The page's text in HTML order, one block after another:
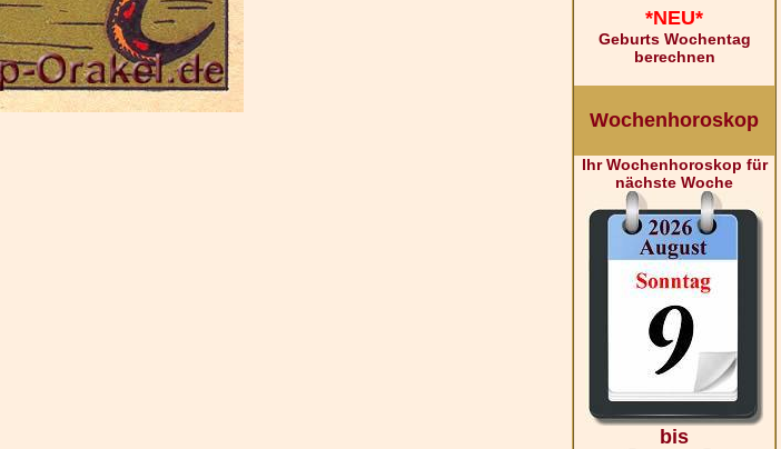
*NEU*
Geburts Wochentag
berechnen
Wochenhoroskop
Ihr Wochenhoroskop für
nächste Woche
bis